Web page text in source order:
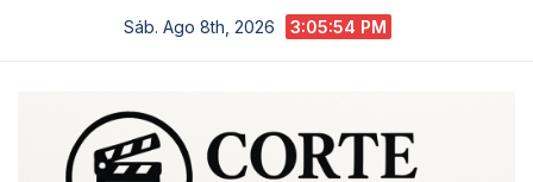
Sáb. Ago 8th, 2026 3:05:54 PM